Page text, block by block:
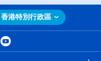
香港特別行政區